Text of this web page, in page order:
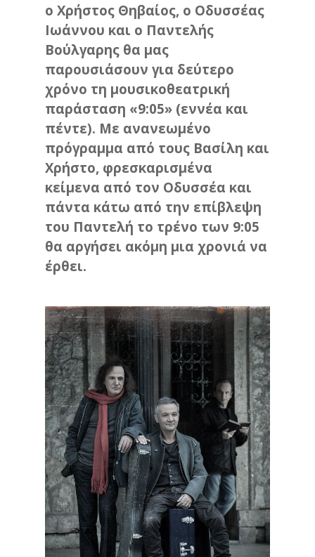
ο Χρήστος Θηβαίος, ο Οδυσσέας
Ιωάννου και ο Παντελής
Βούλγαρης θα μας
παρουσιάσουν για δεύτερο
χρόνο τη μουσικοθεατρική
παράσταση «9:05» (εννέα και
πέντε). Με ανανεωμένο
πρόγραμμα από τους Βασίλη και
Χρήστο, φρεσκαρισμένα
κείμενα από τον Οδυσσέα και
πάντα κάτω από την επίβλεψη
του Παντελή το τρένο των 9:05
θα αργήσει ακόμη μια χρονιά να
έρθει.